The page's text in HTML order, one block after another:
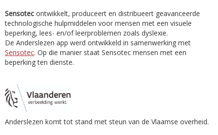
Sensotec ontwikkelt, produceert en distribueert geavanceerde
technologische hulpmiddelen voor mensen met een visuele
beperking, lees- en/of leerproblemen zoals dyslexie.
De Anderslezen app werd ontwikkeld in samenwerking met
Sensotec. Op die manier staat Sensotec mensen met een
beperking ten dienste.
Anderslezen komt tot stand met steun van de Vlaamse overheid.